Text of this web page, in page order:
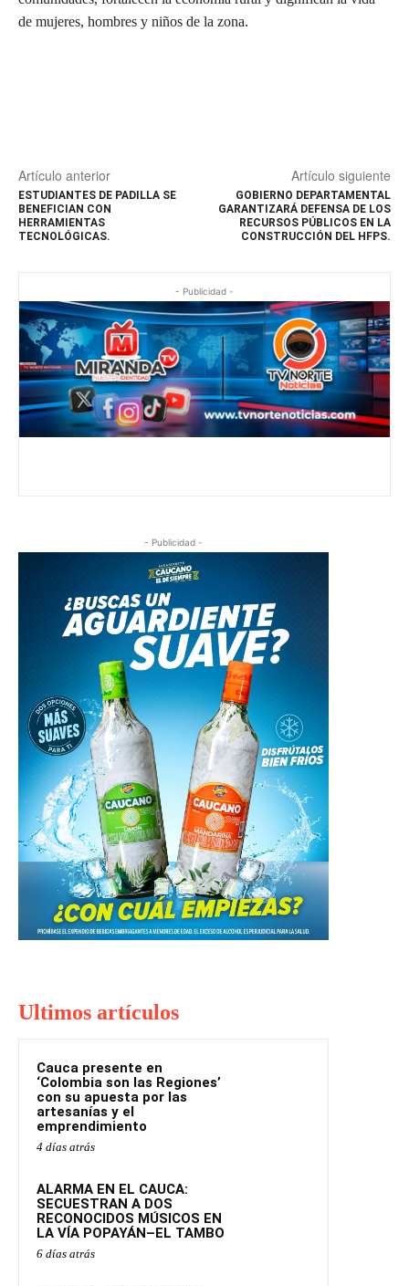
de mujeres, hombres y niños de la zona.
Artículo anterior
ESTUDIANTES DE PADILLA SE
BENEFICIAN CON
HERRAMIENTAS
TECNOLÓGICAS.
Artículo siguiente
GOBIERNO DEPARTAMENTAL
GARANTIZARÁ DEFENSA DE LOS
RECURSOS PÚBLICOS EN LA
CONSTRUCCIÓN DEL HFPS.
- Publicidad -
- Publicidad -
Ultimos artículos
Cauca presente en
‘Colombia son las Regiones’
con su apuesta por las
artesanías y el
emprendimiento
4 días atrás
ALARMA EN EL CAUCA:
SECUESTRAN A DOS
RECONOCIDOS MÚSICOS EN
LA VÍA POPAYÁN–EL TAMBO
6 días atrás